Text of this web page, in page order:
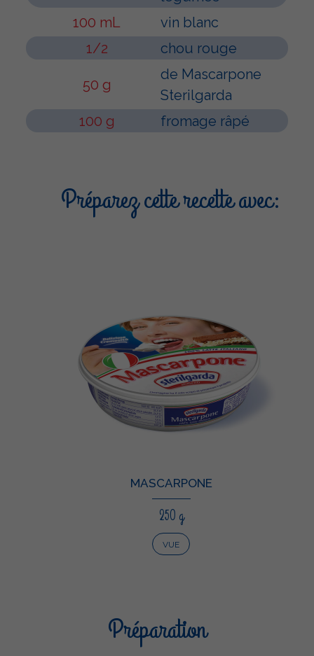
100 mL
vin blanc
1/2
chou rouge
50 g
de Mascarpone
Sterilgarda
100 g
fromage râpé
Préparez cette recette avec:
MASCARPONE
250 g
VUE
Préparation